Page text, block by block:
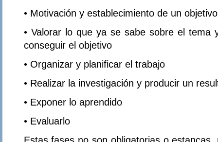
• Motivación y establecimiento de un
• Valorar lo que ya se sabe sobre el tema
conseguir el objetivo
• Organizar y planificar el trabajo
• Realizar la investigación y producir un
• Exponer lo aprendido
• Evaluarlo